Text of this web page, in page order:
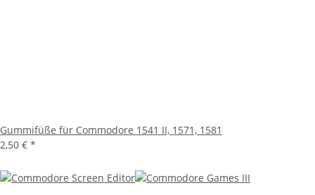
Gummifüße für Commodore 1541 II, 1571, 1581
2,50 € *